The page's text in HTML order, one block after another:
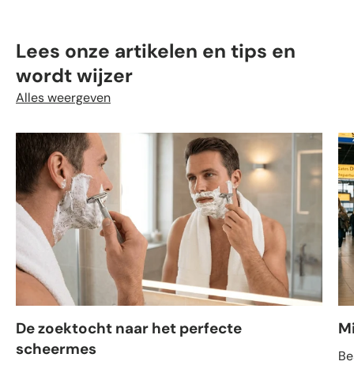
Lees onze artikelen en tips en
wordt wijzer
Alles weergeven
De zoektocht naar het perfecte
scheermes